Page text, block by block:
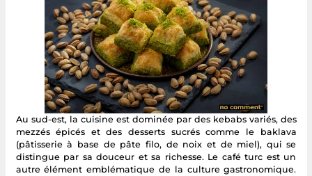
Au sud-est, la cuisine est dominée par des kebabs variés, des
mezzés épicés et des desserts sucrés comme le baklava
(pâtisserie à base de pâte filo, de noix et de miel), qui se
distingue par sa douceur et sa richesse. Le café turc est un
autre élément emblématique de la culture gastronomique.